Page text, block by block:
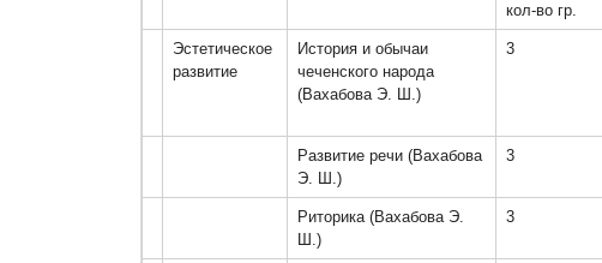
кол-во гр.
Эстетическое
развитие
История и обычаи
чеченского народа
(Вахабова Э. Ш.)
3
Развитие речи (Вахабова
Э. Ш.)
3
Риторика (Вахабова Э.
Ш.)
3